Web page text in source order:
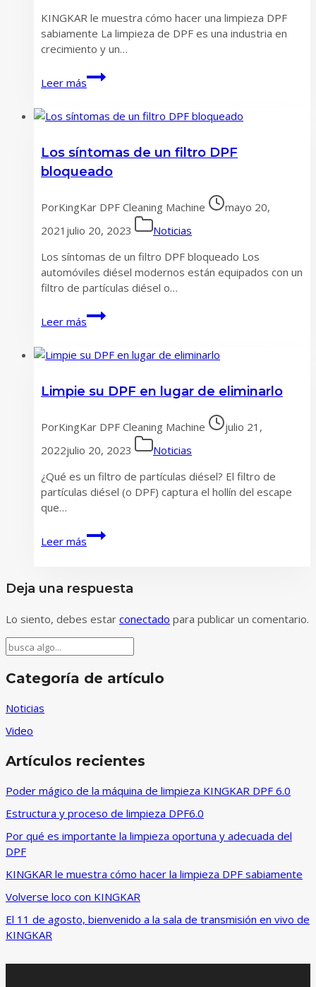
KINGKAR le muestra cómo hacer una limpieza DPF
sabiamente La limpieza de DPF es una industria en
crecimiento y un…
Leer más
KINGKAR
le
cómo
la
limpieza
Los síntomas de un filtro DPF
bloqueado
PorKingKar DPF Cleaning Machine
mayo 20,
2021 julio 20, 2023
Noticias
Los síntomas de un filtro DPF bloqueado Los
automóviles diésel modernos están equipados con un
filtro de partículas diésel o…
Leer más
Los
síntomas
un
DPF
Limpie su DPF en lugar de eliminarlo
PorKingKar DPF Cleaning Machine
julio 21,
2022julio 20, 2023
Noticias
¿Qué es un filtro de partículas diésel? El filtro de
partículas diésel (o DPF) captura el hollín del escape
que…
Leer más
Limpie
su
lugar
eliminarlo
Deja una respuesta
Lo siento, debes estar conectado para publicar un comentario.
Buscar
Categoría de artículo
Noticias
Video
Artículos recientes
Poder mágico de la máquina de limpieza KINGKAR DPF 6.0
Estructura y proceso de limpieza DPF6.0
Por qué es importante la limpieza oportuna y adecuada del
DPF
KINGKAR le muestra cómo hacer la limpieza DPF sabiamente
Volverse loco con KINGKAR
El 11 de agosto, bienvenido a la sala de transmisión en vivo de
KINGKAR